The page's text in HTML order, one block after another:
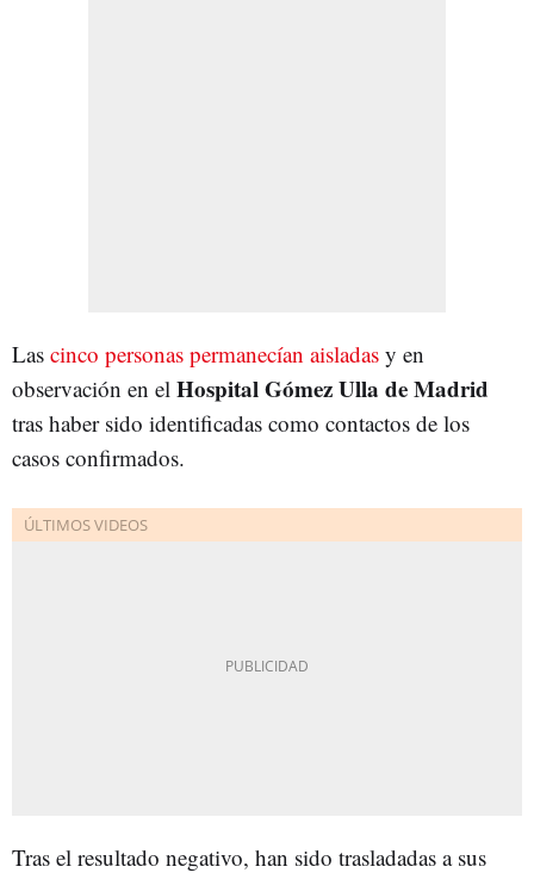
Las cinco personas permanecían aisladas y en
observación en el Hospital Gómez Ulla de Madrid
tras haber sido identificadas como contactos de los
casos confirmados.
Tras el resultado negativo, han sido trasladadas a sus